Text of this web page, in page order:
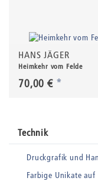
HANS JÄGER
Heimkehr vom Felde
70,00 € *
Technik
Druckgrafik und
Farbige Unikate auf